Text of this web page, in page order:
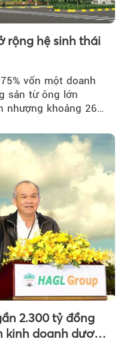
rộng hệ sinh thái
vốn một doanh
sản từ ông lớn
nhượng khoảng 262
2.300 tỷ đồng
kinh doanh dương